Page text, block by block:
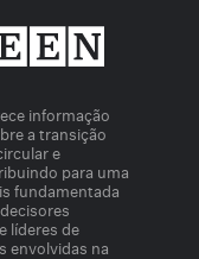
informação
a transição
e
para uma
fundamentada
líderes de
envolvidas na